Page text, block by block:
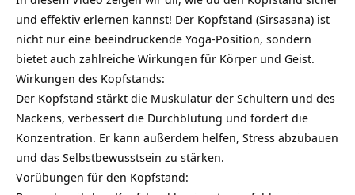
und effektiv erlernen kannst! Der Kopfstand (Sirsasana) ist
nicht nur eine beeindruckende Yoga-Position, sondern
bietet auch zahlreiche Wirkungen für Körper und Geist.
Wirkungen des Kopfstands:
Der Kopfstand stärkt die Muskulatur der Schultern und des
Nackens, verbessert die Durchblutung und fördert die
Konzentration. Er kann außerdem helfen, Stress abzubauen
und das Selbstbewusstsein zu stärken.
Vorübungen für den Kopfstand: